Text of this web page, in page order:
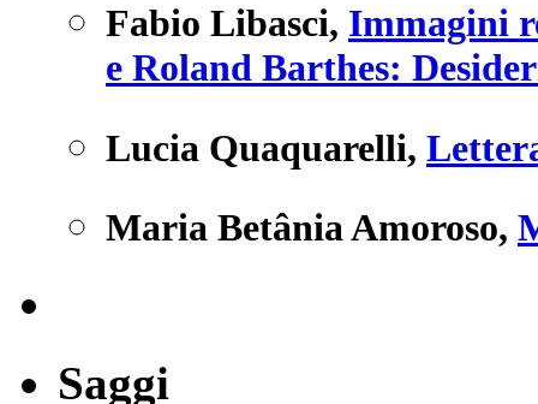
Fabio Libasci, Immagini
e Roland Barthes:
Lucia Quaquarelli,
Maria Betânia Amoroso,
Saggi